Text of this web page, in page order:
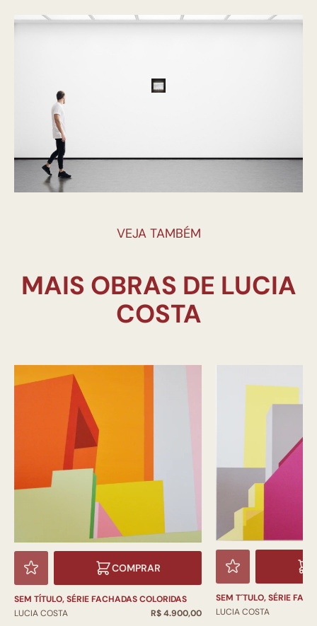
VEJA TAMBÉM
MAIS OBRAS DE LUCIA
COMPRAR
SEM TÍTULO, SÉRIE FACHADAS COLORIDAS
LUCIA COSTA
R$ 4.900,00
SEM T´TULO, SÉRIE
LUCIA COSTA